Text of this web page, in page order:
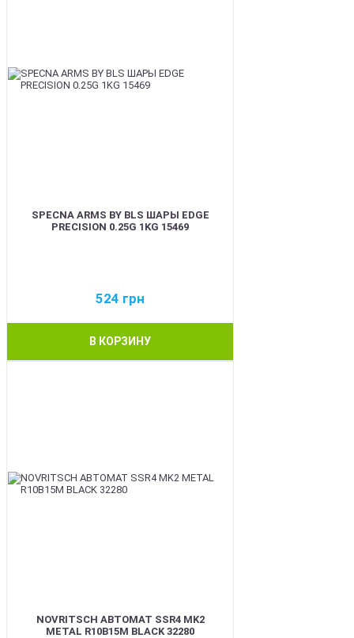
SPECNA ARMS BY BLS ШАРЫ EDGE
PRECISION 0.25G 1KG 15469
524 грн
В КОРЗИНУ
NOVRITSCH АВТОМАТ SSR4 MK2
METAL R10B15M BLACK 32280